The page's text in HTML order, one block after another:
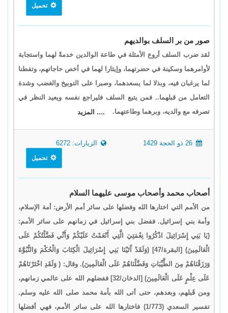
تحميل
صور من بر السلف بوالديهم
لقد ضرب السلف أروع الأمثلة في طاعة الوالدين خدمةً لهما واستجابة
لأوامرهما وسكينة في حضرتهما، وإيثارا لهما في أخص حاجاتهم، وتفطنا
لما يرغبان فيه، وبذلا لما يسعدهما، وصبرا على التوبيخ والغضب وشدة
التعامل من قبلهما.. فمن يتبع السلف فليراجع نفسه ويعيد النظر في
تصرفه مع والديه، وبرهما وطاعتهما.
.... المزيد
الزيارات: 6272
تحميل
أصحاب محمد وأصحاب موسى عليهما السلام
من الأمم التي اختارها الله وفضلها على سائر أمم الأرض: أمة الإسلام،
وأمة بني إسرائيل. ففضل بني إسرائيل في زمانهم على سائر الأمم:
(يَا بَنِي إِسْرَائِيلَ اذْكُرُوا نِعْمَتِيَ الَّتِي أَنْعَمْتُ عَلَيْكُمْ وَأَنِّي فَضَّلْتُكُمْ عَلَى
الْعَالَمِينَ) [البقرة/47] (وَلَقَدْ آَتَيْنَا بَنِي إِسْرَائِيلَ الْكِتَابَ وَالْحُكْمَ وَالنُّبُوَّةَ
وَرَزَقْنَاهُمْ مِنَ الطَّيِّبَاتِ وَفَضَّلْنَاهُمْ عَلَى الْعَالَمِينَ). وقال: ( وَلَقَدِ اخْتَرْنَاهُمْ
عَلَى عِلْمٍ عَلَى الْعَالَمِينَ) [الدخان/32] ففضلهم الله على عالمي زمانهم،
ومن قَبلهم، وبعدهم، حتى أتى الله بأمة محمد صلى الله عليه وسلم.
تفسير السعدي (1/773) فاختارها الله على سائر الأمم، فهي أفضلها